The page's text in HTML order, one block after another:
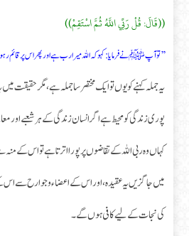
((قَالَ: قُلْ رَبِّي اللَّهُ ثُمَّ اسْتَقِمْ))
’’تو آپ ﷺنے فرمایا: کہو کہ اللہ میرا رب ہے اور پھر اس پر قائم
یہ جملہ کہنے کو یوں تو ایک مختصر سا جملہ ہے، مگر حقیقت
پوری زندگی کو محیط ہے اگر انسان زندگی کے ہر شعبے اور
کہاں وہ ربی اللہ کے تقاضوں پر پورا اترتا ہے تو اس کے
میں جاگزیں یہ عقیدہ، اور اس کے اعضاء وجوارح سے
کی نجات کے لیے کافی ہوں گے۔